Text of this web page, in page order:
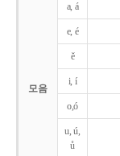
모음
a, á
e, é
ě
i, í
o,ó
u, ú,
ů